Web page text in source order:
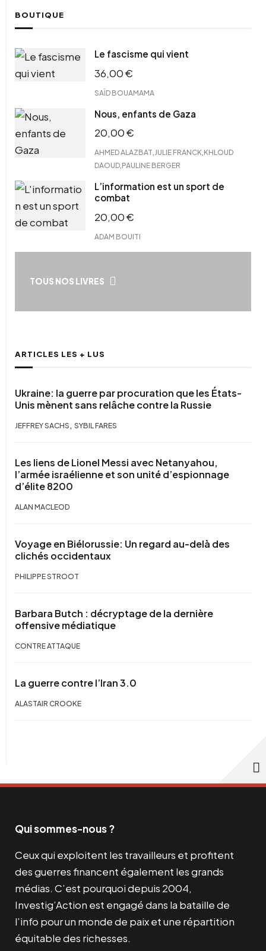
BOUTIQUE
Le fascisme qui vient
36,00€
SAÏD BOUAMAMA
Nous, enfants de Gaza
20,00€
AHMED ALAZBAT,JULIE FRANCK,KHLOUD
DAOUD,PAULINE BERGER
L’information est un sport de
combat
20,00€
ADAM BOUITI
TOUS NOS LIVRES
ARTICLES LES + LUS
Ukraine: la guerre par procuration que les États-
Unis mènent sans relâche contre la Russie
JEFFREY SACHS , SYBIL FARES
Les liens de Lionel Messi avec Netanyahou,
l’armée israélienne et son unité d’espionnage
d’élite 8200
ALAN MACLEOD
Voyage en Biélorussie: Un regard au-delà des
clichés occidentaux
PHILIPPE STROOT
Barbara Butch : décryptage de la dernière
offensive médiatique
CONTRE ATTAQUE
La guerre contre l’Iran 3.0
ALASTAIR CROOKE
Qui sommes-nous ?
Ceux qui exploitent les travailleurs et profitent
des guerres financent également les grands
médias. C’est pourquoi depuis 2004,
Investig’Action est engagé dans la bataille de
l’info pour un monde de paix et une répartition
équitable des richesses.